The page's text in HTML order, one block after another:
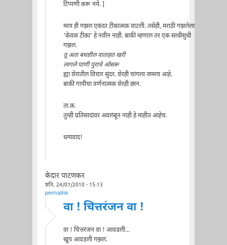
टिप्पणी करू नये. ]
मला ही गझल एकंदर टीकात्मक वाटली. तसेही, मराठी गझलेला
'केवळ टीका' हे नवीन नाही. बाकी म्हणाल तर एक साधीसुधी
गझल.
तू अता बघशील वाताहत खरी
लागले पाणी पुराचे ओसरू
ह्या शेरातील विचार सुंदर. शेरही चांगला जमला आहे.
बाकी गायीचा वर्णनात्मक शेरही छान.
ता.क.
तुम्ही प्रतिसादांवर अवलंबून नाही हे माहीत आहेच.
धन्यवाद!
केदार पाटणकर
शनि, 24/07/2010 - 15:13
permalink
वा ! चित्तरंजन वा !
वा ! चित्तरंजन वा ! आवडली...
खूप आवडली गझल.